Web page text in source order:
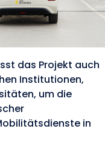
das Projekt auch
Institutionen,
um die
in